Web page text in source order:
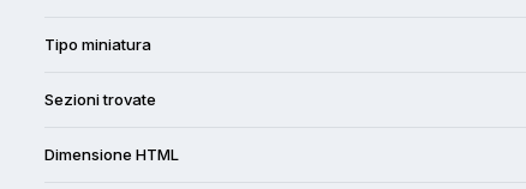
Tipo miniatura
Sezioni trovate
Dimensione HTML